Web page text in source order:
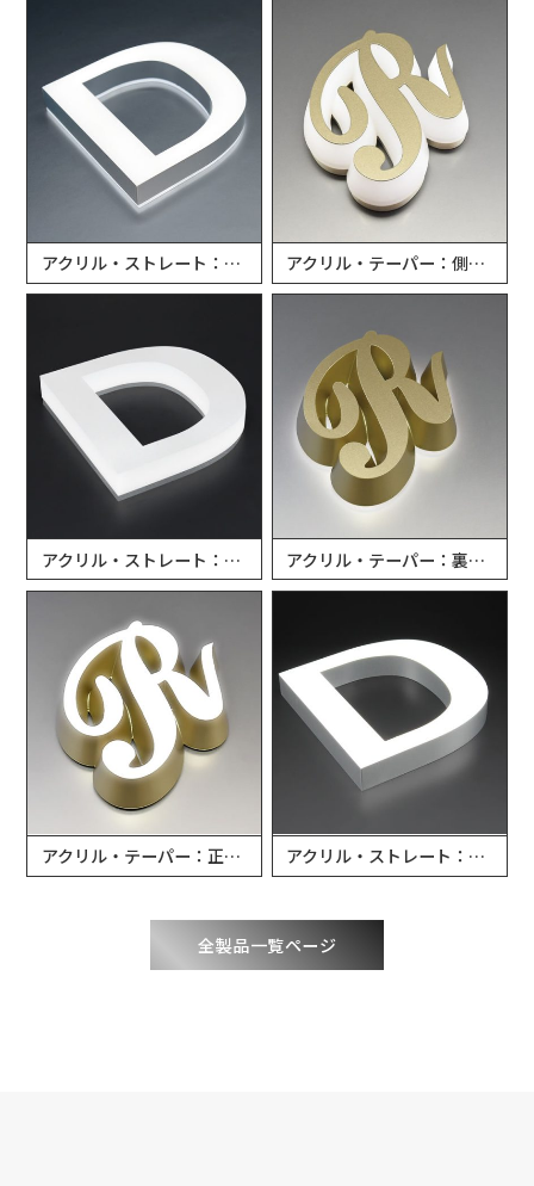
アクリル・ストレート：正・裏側面発光チャンネル文字 アクリル・テーパー：側面発光チャンネル文字
アクリル・ストレート：正・側面発光チャンネル文字 アクリル・テーパー：裏面発光チャンネル文字
アクリル・テーパー：正面発光チャンネル文字 アクリル・ストレート：正面発光チャンネル文字
全製品一覧ページ